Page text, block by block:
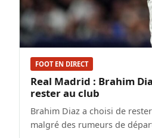
FOOT EN DIRECT
Real Madrid : Brahim
rester au club
Brahim Diaz a choisi de
malgré des rumeurs de